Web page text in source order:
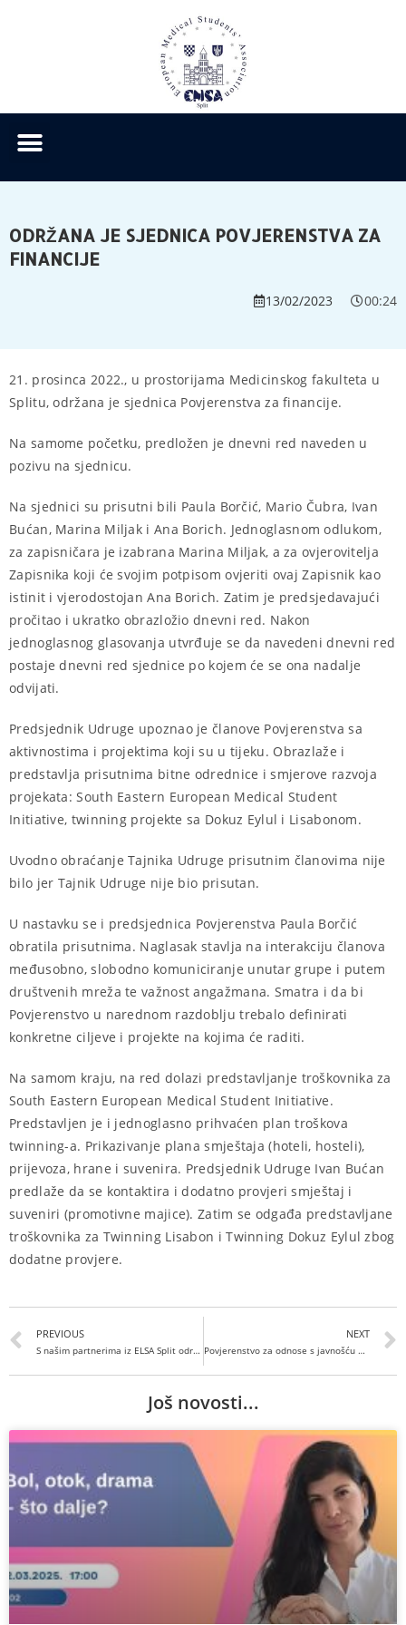
ODRŽANA JE SJEDNICA POVJERENSTVA ZA
FINANCIJE
13/02/2023 00:24
21. prosinca 2022., u prostorijama Medicinskog fakulteta u
Splitu, održana je sjednica Povjerenstva za financije.
Na samome početku, predložen je dnevni red naveden u
pozivu na sjednicu.
Na sjednici su prisutni bili Paula Borčić, Mario Čubra, Ivan
Bućan, Marina Miljak i Ana Borich. Jednoglasnom odlukom,
za zapisničara je izabrana Marina Miljak, a za ovjerovitelja
Zapisnika koji će svojim potpisom ovjeriti ovaj Zapisnik kao
istinit i vjerodostojan Ana Borich. Zatim je predsjedavajući
pročitao i ukratko obrazložio dnevni red. Nakon
jednoglasnog glasovanja utvrđuje se da navedeni dnevni red
postaje dnevni red sjednice po kojem će se ona nadalje
odvijati.
Predsjednik Udruge upoznao je članove Povjerenstva sa
aktivnostima i projektima koji su u tijeku. Obrazlaže i
predstavlja prisutnima bitne odrednice i smjerove razvoja
projekata: South Eastern European Medical Student
Initiative, twinning projekte sa Dokuz Eylul i Lisabonom.
Uvodno obraćanje Tajnika Udruge prisutnim članovima nije
bilo jer Tajnik Udruge nije bio prisutan.
U nastavku se i predsjednica Povjerenstva Paula Borčić
obratila prisutnima. Naglasak stavlja na interakciju članova
međusobno, slobodno komuniciranje unutar grupe i putem
društvenih mreža te važnost angažmana. Smatra i da bi
Povjerenstvo u narednom razdoblju trebalo definirati
konkretne ciljeve i projekte na kojima će raditi.
Na samom kraju, na red dolazi predstavljanje troškovnika za
South Eastern European Medical Student Initiative.
Predstavljen je i jednoglasno prihvaćen plan troškova
twinning-a. Prikazivanje plana smještaja (hoteli, hosteli),
prijevoza, hrane i suvenira. Predsjednik Udruge Ivan Bućan
predlaže da se kontaktira i dodatno provjeri smještaj i
suveniri (promotivne majice). Zatim se odgađa predstavljane
troškovnika za Twinning Lisabon i Twinning Dokuz Eylul zbog
dodatne provjere.
PREVIOUS
S našim partnerima iz ELSA Split održali prvi pub kviz
NEXT
Povjerenstvo za odnose s javnošću održalo sjednicu
Još novosti...